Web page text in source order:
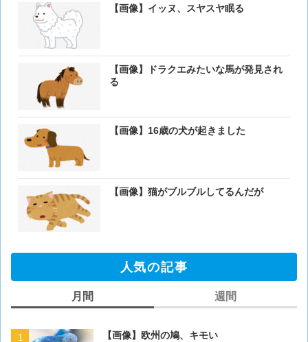
【画像】イッヌ、スヤスヤ眠る
【画像】ドラクエみたいな馬が発見され
る
【画像】16歳の犬が起きました
【画像】猫がブルブルしてるんだが
人気の記事
月間
【画像】欧州の鳩、キモい
週間
【画像】欧州の鳩、キモい